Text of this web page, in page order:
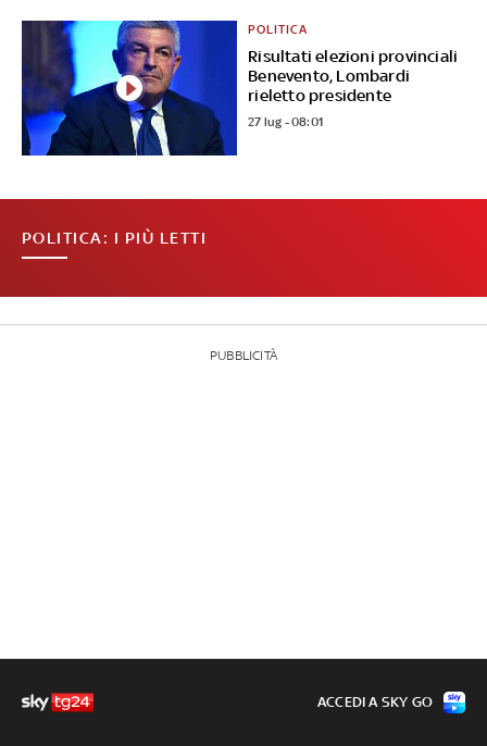
Risultati elezioni provinciali
Benevento, Lombardi
rieletto presidente
POLITICA
27 lug - 08:01
POLITICA: I PIÙ LETTI
PUBBLICITÀ
ACCEDI A SKY GO